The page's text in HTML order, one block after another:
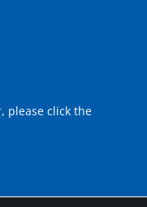
please click the